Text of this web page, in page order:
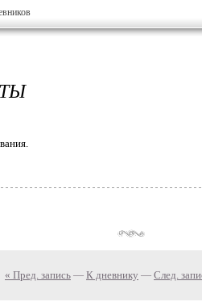
« Пред. запись — К дневнику — След.